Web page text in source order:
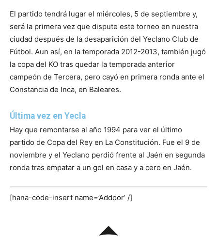
El partido tendrá lugar el miércoles, 5 de septiembre y,
será la primera vez que dispute este torneo en nuestra
ciudad después de la desaparición del Yeclano Club de
Fútbol. Aun así, en la temporada 2012-2013, también jugó
la copa del KO tras quedar la temporada anterior
campeón de Tercera, pero cayó en primera ronda ante el
Constancia de Inca, en Baleares.
Última vez en Yecla
Hay que remontarse al año 1994 para ver el último
partido de Copa del Rey en La Constitución. Fue el 9 de
noviembre y el Yeclano perdió frente al Jaén en segunda
ronda tras empatar a un gol en casa y a cero en Jaén.
[hana-code-insert name=’Addoor’ /]